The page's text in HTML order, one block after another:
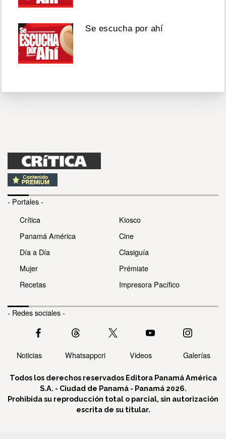
Se escucha por ahí
- Portales -
Crítica
Panamá América
Día a Día
Mujer
Recetas
Kiosco
Cine
Clasiguía
Prémiate
Impresora Pacífico
- Redes sociales -
Noticias Whatsappcri Videos Galerías
Todos los derechos reservados Editora Panamá América
S.A. - Ciudad de Panamá - Panamá 2026.
Prohibida su reproducción total o parcial, sin autorización
escrita de su titular.